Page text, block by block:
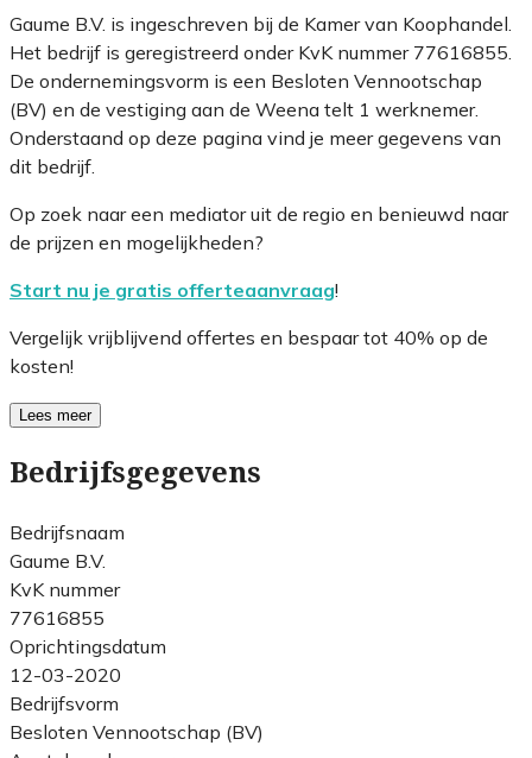
Gaume B.V. is ingeschreven bij de Kamer van Koophandel.
Het bedrijf is geregistreerd onder KvK nummer 77616855.
De ondernemingsvorm is een Besloten Vennootschap
(BV) en de vestiging aan de Weena telt 1 werknemer.
Onderstaand op deze pagina vind je meer gegevens van
dit bedrijf.
Op zoek naar een mediator uit de regio en benieuwd naar
de prijzen en mogelijkheden?
Start nu je gratis offerteaanvraag!
Vergelijk vrijblijvend offertes en bespaar tot 40% op de
kosten!
Lees meer
Bedrijfsgegevens
Bedrijfsnaam
Gaume B.V.
KvK nummer
77616855
Oprichtingsdatum
12-03-2020
Bedrijfsvorm
Besloten Vennootschap (BV)